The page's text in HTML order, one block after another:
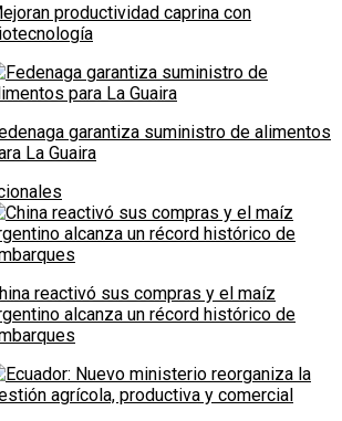
productividad caprina con
garantiza suministro de alimentos
La Guaira
reactivó sus compras y el maíz
alcanza un récord histórico de